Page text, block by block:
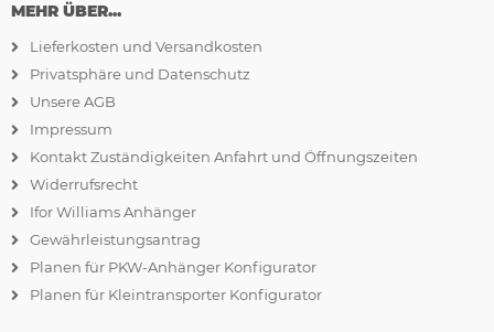
MEHR ÜBER...
Lieferkosten und Versandkosten
Privatsphäre und Datenschutz
Unsere AGB
Impressum
Kontakt Zuständigkeiten Anfahrt und Öffnungszeiten
Widerrufsrecht
Ifor Williams Anhänger
Gewährleistungsantrag
Planen für PKW-Anhänger Konfigurator
Planen für Kleintransporter Konfigurator